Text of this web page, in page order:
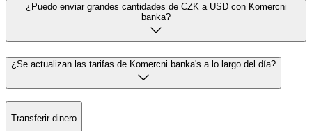
¿Puedo enviar grandes cantidades de CZK a USD con Komercni
banka?
¿Se actualizan las tarifas de Komercni banka's a lo largo del día?
Transferir dinero